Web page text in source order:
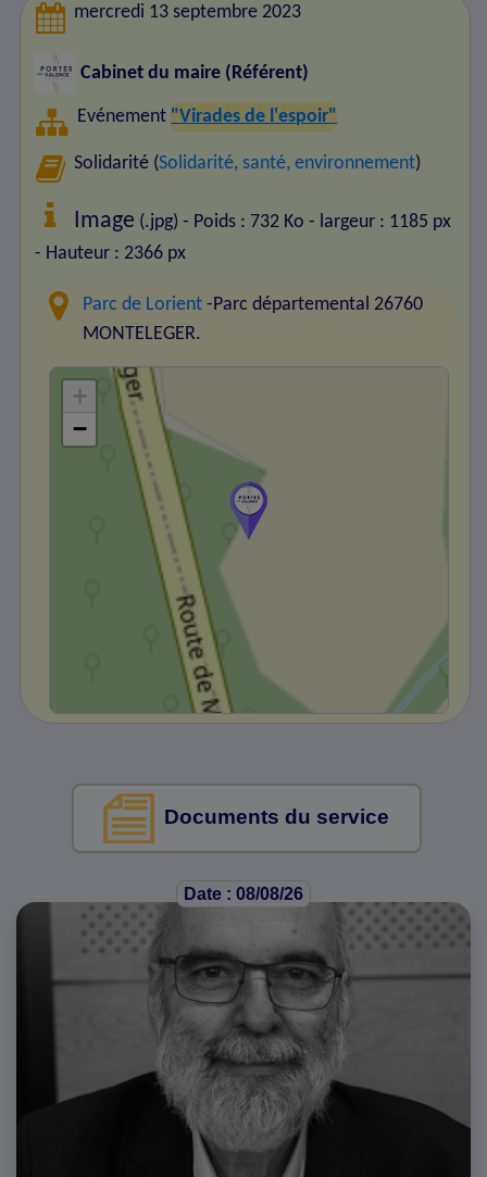
mercredi 13 septembre 2023
Cabinet du maire (Référent)
Evénement "Virades de l'espoir"
Solidarité (Solidarité, santé, environnement)
Image (.jpg) - Poids : 732 Ko - largeur : 1185 px
- Hauteur : 2366 px
Parc de Lorient -Parc départemental 26760
MONTELEGER.
+
−
Documents du service
Date : 08/08/26